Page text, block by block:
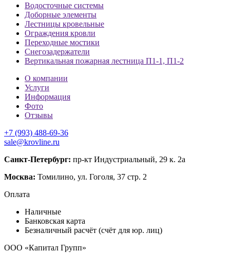
Водосточные системы
Доборные элементы
Лестницы кровельные
Ограждения кровли
Переходные мостики
Снегозадержатели
Вертикальная пожарная лестница П1-1, П1-2
О компании
Услуги
Информация
Фото
Отзывы
+7 (993) 488-69-36
sale@krovline.ru
Санкт-Петербург: пр-кт Индустриальный, 29 к. 2а
Москва: Томилино, ул. Гоголя, 37 стр. 2
Оплата
Наличные
Банковская карта
Безналичный расчёт (счёт для юр. лиц)
ООО «Капитал Групп»